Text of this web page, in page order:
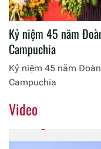
Kỷ niệm 45 năm
Campuchia
Kỷ niệm 45 năm
Campuchia
Video